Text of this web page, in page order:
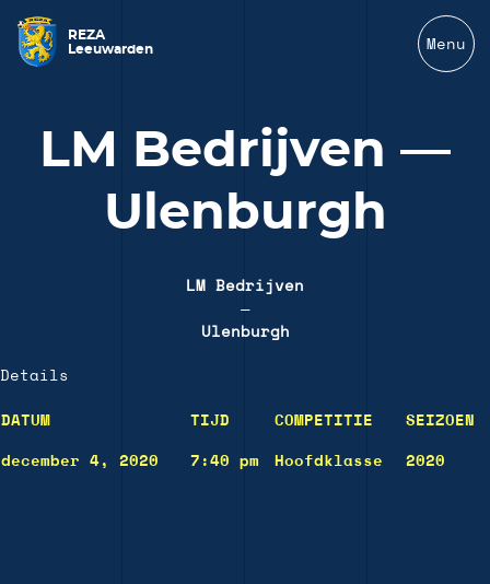
REZA
Leeuwarden
Menu
LM Bedrijven —
Ulenburgh
LM Bedrijven
—
Ulenburgh
Details
DATUM TIJD COMPETITIE SEIZOEN
december 4, 2020 7:40 pm Hoofdklasse 2020